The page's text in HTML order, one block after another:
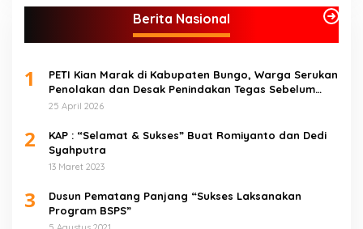
Berita Nasional
1
PETI Kian Marak di Kabupaten Bungo, Warga Serukan
Penolakan dan Desak Penindakan Tegas Sebelum
Bencana Menelan Korban Tak berdosa.
25 April 2026
2
KAP : “Selamat & Sukses” Buat Romiyanto dan Dedi
Syahputra
13 Maret 2023
3
Dusun Pematang Panjang “Sukses Laksanakan
Program BSPS”